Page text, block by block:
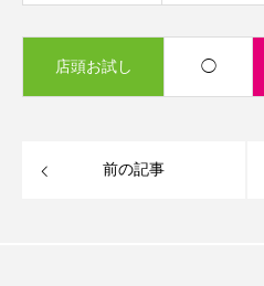
店頭お試し ◯
前の記事